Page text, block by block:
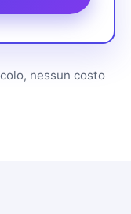
nessun costo